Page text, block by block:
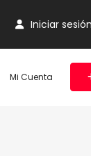
Iniciar sesión
Mi Cuenta